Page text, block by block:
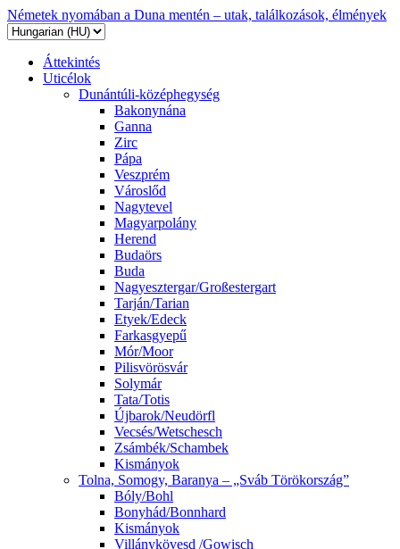
Németek nyomában a Duna mentén – utak, találkozások, élmények
Áttekintés
Uticélok
Dunántúli-középhegység
Bakonynána
Ganna
Zirc
Pápa
Veszprém
Városlőd
Nagytevel
Magyarpolány
Herend
Budaörs
Buda
Nagyesztergar/Großestergart
Tarján/Tarian
Etyek/Edeck
Farkasgyepű
Mór/Moor
Pilisvörösvár
Solymár
Tata/Totis
Újbarok/Neudörfl
Vecsés/Wetschesch
Zsámbék/Schambek
Kismányok
Tolna, Somogy, Baranya – „Sváb Törökország”
Bóly/Bohl
Bonyhád/Bonnhard
Kismányok
Villánykövesd /Gowisch